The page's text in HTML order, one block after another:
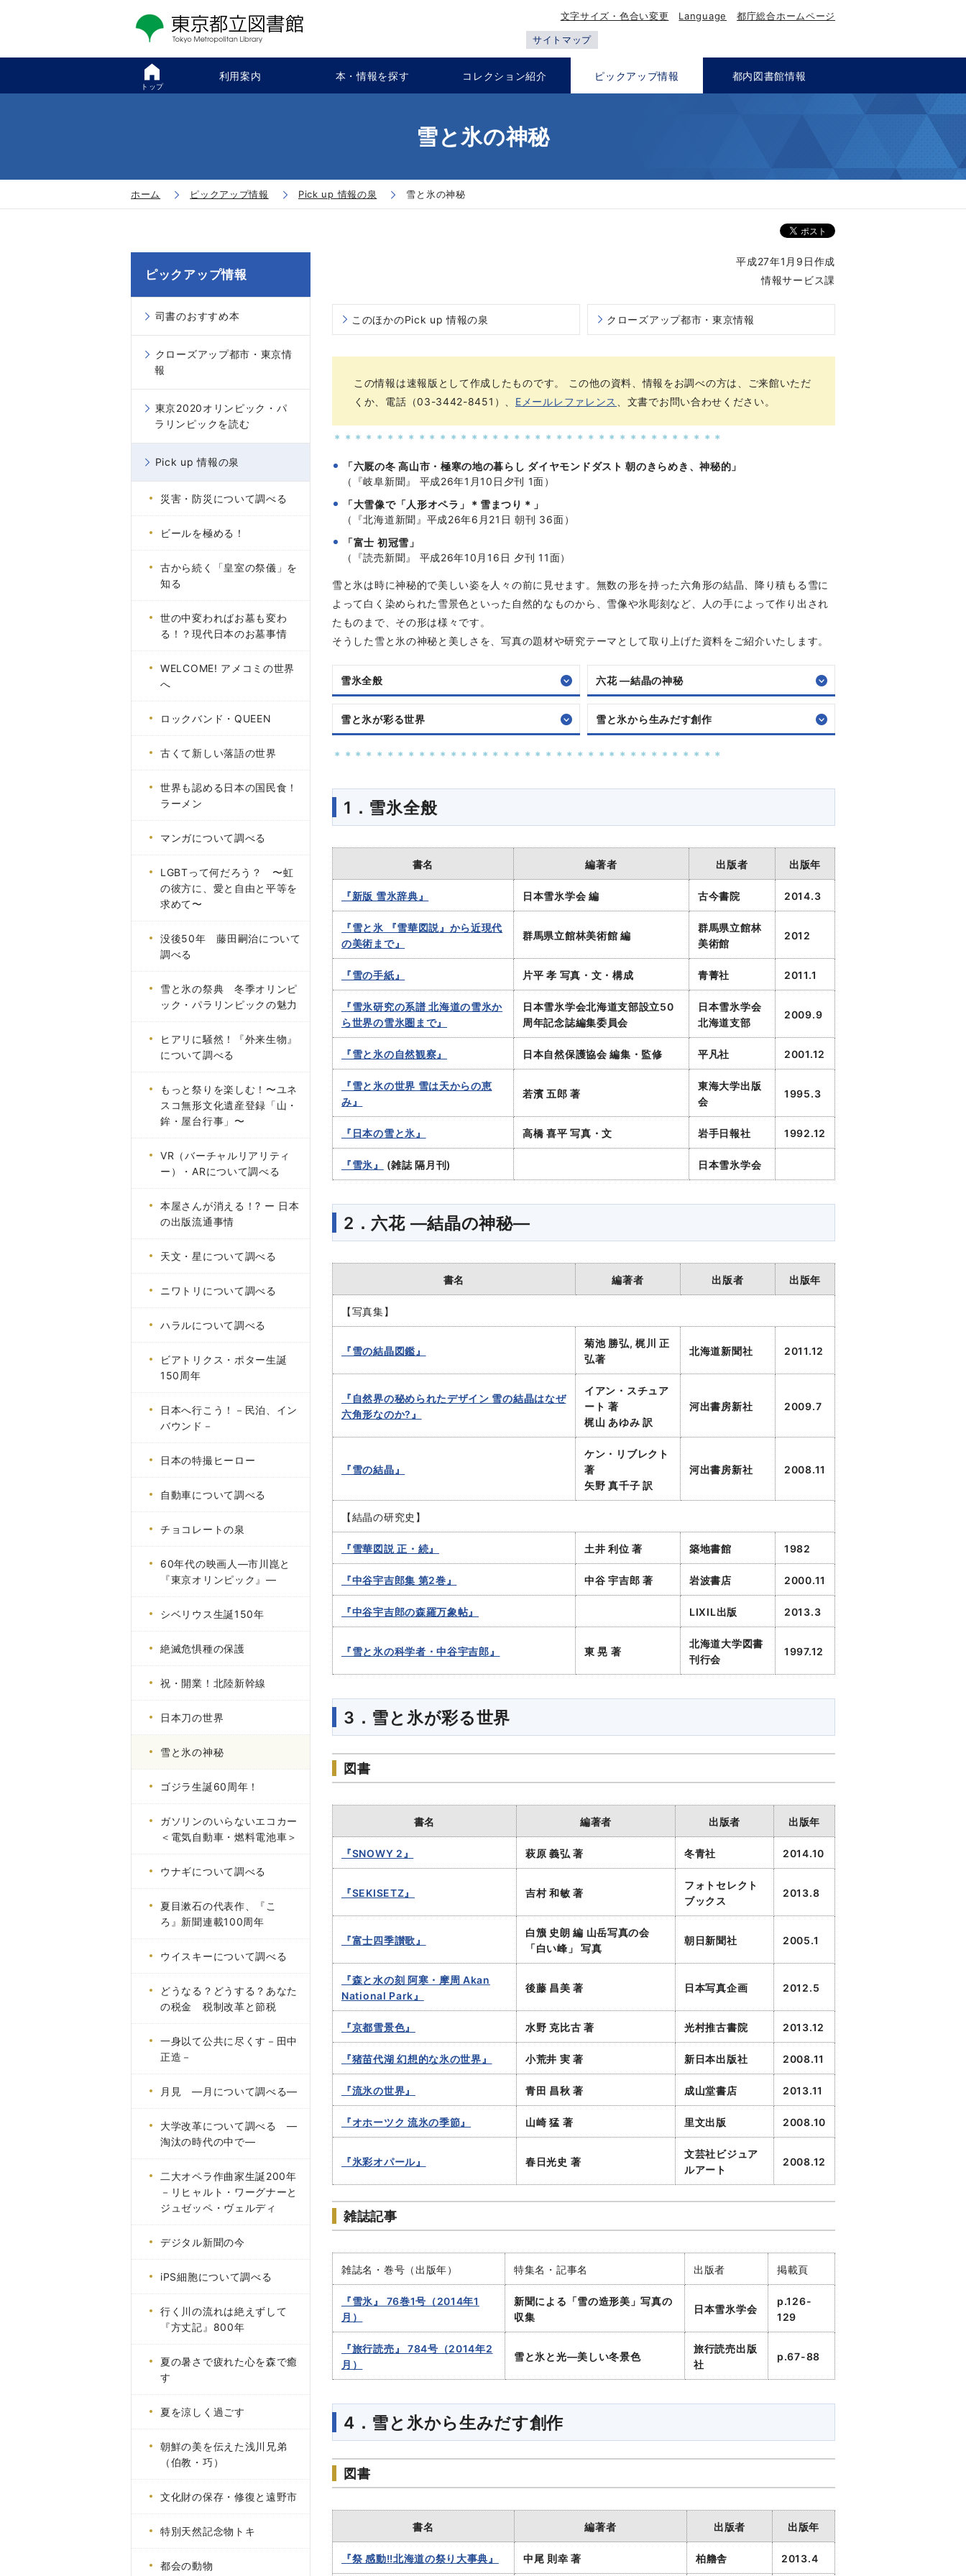
文字サイズ・色合い変更 Language 都庁総合ホームページ
サイトマップ
トップ
利用案内 本・情報を探す コレクション紹介 ピックアップ情報 都内図書館情報
雪と氷の神秘
ホーム ピックアップ情報 Pick up 情報の泉 雪と氷の神秘
​平成27年1月9日作成
情報サービス課
このほかのPick up 情報の泉 クローズアップ都市・東京情報
この情報は速報版として作成したものです。 この他の資料、情報をお調べの方は、ご来館いただ
くか、電話（03-3442-8451）、 Eメールレファレンス 、文書でお問い合わせください。
＊＊＊＊＊＊＊＊＊＊＊＊＊＊＊＊＊＊＊＊＊＊＊＊＊＊＊＊＊＊＊＊＊＊＊＊＊
「六厩の冬 高山市・極寒の地の暮らし ダイヤモンドダスト 朝のきらめき、神秘的」
（『岐阜新聞』 平成26年1月10日夕刊 1面）
「大雪像で「人形オペラ」＊雪まつり＊」
（『北海道新聞』平成26年6月21日 朝刊 36面）
「富士 初冠雪」
（『読売新聞』 平成26年10月16日 夕刊 11面）
雪と氷は時に神秘的で美しい姿を人々の前に見せます。無数の形を持った六角形の結晶、降り積もる雪に
よって白く染められた雪景色といった自然的なものから、雪像や氷彫刻など、人の手によって作り出され
たものまで、その形は様々です。
そうした雪と氷の神秘と美しさを、写真の題材や研究テーマとして取り上げた資料をご紹介いたします。
雪氷全般 六花 ―結晶の神秘
雪と氷が彩る世界 雪と氷から生みだす創作
＊＊＊＊＊＊＊＊＊＊＊＊＊＊＊＊＊＊＊＊＊＊＊＊＊＊＊＊＊＊＊＊＊＊＊＊＊
1．雪氷全般
書名 編著者 出版者 出版年
『新版 雪氷辞典』 日本雪氷学会 編 古今書院 2014.3
『雪と氷 『雪華図説』から近現代
の美術まで』
群馬県立館林美術館 編
群馬県立館林
美術館
2012
『雪の手紙』 片平 孝 写真・文・構成 青菁社 2011.1
『雪氷研究の系譜 北海道の雪氷か
ら世界の雪氷圏まで』
日本雪氷学会北海道支部設立50
周年記念誌編集委員会
日本雪氷学会
北海道支部
2009.9
『雪と氷の自然観察』 日本自然保護協会 編集・監修 平凡社 2001.12
『雪と氷の世界 雪は天からの恵
み』
若濱 五郎 著
東海大学出版
会
1995.3
『日本の雪と氷』 高橋 喜平 写真・文 岩手日報社 1992.12
『雪氷』 (雑誌 隔月刊) 日本雪氷学会
2．六花 ―結晶の神秘―
書名 編著者 出版者 出版年
【写真集】
『雪の結晶図鑑』
菊池 勝弘, 梶川 正
弘著
北海道新聞社 2011.12
『自然界の秘められたデザイン 雪の結晶はなぜ
六角形なのか?』
イアン・スチュア
ート 著
梶山 あゆみ 訳
河出書房新社 2009.7
『雪の結晶』
ケン・リブレクト
著
矢野 真千子 訳
河出書房新社 2008.11
【結晶の研究史】
『雪華図説 正・続』 土井 利位 著 築地書館 1982
『中谷宇吉郎集 第2巻』 中谷 宇吉郎 著 岩波書店 2000.11
『中谷宇吉郎の森羅万象帖』 LIXIL出版 2013.3
『雪と氷の科学者・中谷宇吉郎』 東 晃 著
北海道大学図書
刊行会
1997.12
3．雪と氷が彩る世界
図書
書名 編著者 出版者 出版年
『SNOWY 2』 萩原 義弘 著 冬青社 2014.10
『SEKISETZ』 吉村 和敏 著
フォトセレクト
ブックス
2013.8
『富士四季讃歌』
白籏 史朗 編 山岳写真の会
「白い峰」 写真
朝日新聞社 2005.1
『森と水の刻 阿寒・摩周 Akan
National Park』
後藤 昌美 著 日本写真企画 2012.5
『京都雪景色』 水野 克比古 著 光村推古書院 2013.12
『猪苗代湖 幻想的な氷の世界』 小荒井 実 著 新日本出版社 2008.11
『流氷の世界』 青田 昌秋 著 成山堂書店 2013.11
『オホーツク 流氷の季節』 山崎 猛 著 里文出版 2008.10
『氷彩オパール』 春日光史 著
文芸社ビジュア
ルアート
2008.12
雑誌記事
雑誌名・巻号（出版年） 特集名・記事名 出版者 掲載頁
『雪氷』 76巻1号（2014年1
月）
新聞による「雪の造形美」写真の
収集
日本雪氷学会
p.126-
129
『旅行読売』 784号（2014年2
月）
雪と氷と光―美しい冬景色
旅行読売出版
社
p.67-88
4．雪と氷から生みだす創作
図書
書名 編著者 出版者 出版年
『祭 感動!!北海道の祭り大事典』 中尾 則幸 著 柏艪舎 2013.4
ピックアップ情報
司書のおすすめ本
クローズアップ都市・東京情
報
東京2020オリンピック・パ
ラリンピックを読む
Pick up 情報の泉
災害・防災について調べる
ビールを極める！
古から続く「皇室の祭儀」を
知る
世の中変わればお墓も変わ
る！？現代日本のお墓事情
WELCOME! アメコミの世界
へ
ロックバンド・QUEEN
古くて新しい落語の世界
世界も認める日本の国民食！
ラーメン
マンガについて調べる
LGBTって何だろう？ 〜虹
の彼方に、愛と自由と平等を
求めて〜
没後50年 藤田嗣治について
調べる
雪と氷の祭典 冬季オリンピ
ック・パラリンピックの魅力
ヒアリに騒然！『外来生物』
について調べる
もっと祭りを楽しむ！〜ユネ
スコ無形文化遺産登録「山・
鉾・屋台行事」〜
VR（バーチャルリアリティ
ー）・ARについて調べる
本屋さんが消える！? ー 日本
の出版流通事情
天文・星について調べる
ニワトリについて調べる
ハラルについて調べる
ビアトリクス・ポター生誕
150周年
日本へ行こう！－民泊、イン
バウンド－
日本の特撮ヒーロー
自動車について調べる
チョコレートの泉
60年代の映画人―市川崑と
『東京オリンピック』―
シベリウス生誕150年
絶滅危惧種の保護
祝・開業！北陸新幹線
日本刀の世界
雪と氷の神秘
ゴジラ生誕60周年！
ガソリンのいらないエコカー
＜電気自動車・燃料電池車＞
ウナギについて調べる
夏目漱石の代表作、『こゝ
ろ』新聞連載100周年
ウイスキーについて調べる
どうなる？どうする？あなた
の税金 税制改革と節税
一身以て公共に尽くす－田中
正造－
月見 ―月について調べる―
大学改革について調べる ―
淘汰の時代の中で―
二大オペラ作曲家生誕200年
－リヒャルト・ワーグナーと
ジュゼッペ・ヴェルディ
デジタル新聞の今
iPS細胞について調べる
行く川の流れは絶えずして
『方丈記』800年
夏の暑さで疲れた心を森で癒
す
夏を涼しく過ごす
朝鮮の美を伝えた浅川兄弟
（伯教・巧）
文化財の保存・修復と遠野市
特別天然記念物トキ
都会の動物